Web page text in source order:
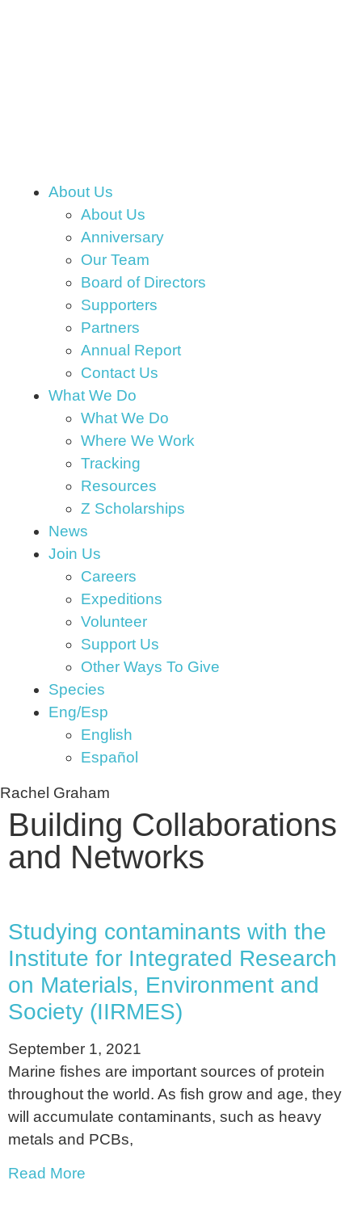
About Us
About Us
Anniversary
Our Team
Board of Directors
Supporters
Partners
Annual Report
Contact Us
What We Do
What We Do
Where We Work
Tracking
Resources
Z Scholarships
News
Join Us
Careers
Expeditions
Volunteer
Support Us
Other Ways To Give
Species
Eng/Esp
English
Español
Rachel Graham
Building Collaborations
and Networks
Studying contaminants with the
Institute for Integrated Research
on Materials, Environment and
Society (IIRMES)
September 1, 2021
Marine fishes are important sources of protein
throughout the world. As fish grow and age, they
will accumulate contaminants, such as heavy
metals and PCBs,
Read More